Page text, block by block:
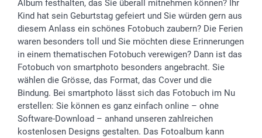
Investor Relations
B2B smartbusiness
Widerrufsrecht
Geburtstag
Geburt
Zu allen Anlässen
Anmelden /Registrieren
Sitemap
Status der Bestellung
smartfriends
smartgarantie
smartbonus
Album festhalten, das Sie überall mitnehmen können? Ihr
Kind hat sein Geburtstag gefeiert und Sie würden gern aus
diesem Anlass ein schönes Fotobuch zaubern? Die Ferien
waren besonders toll und Sie möchten diese Erinnerungen
in einem thematischen Fotobuch verewigen? Dann ist das
Fotobuch von smartphoto besonders angebracht. Sie
wählen die Grösse, das Format, das Cover und die
Bindung. Bei smartphoto lässt sich das Fotobuch im Nu
erstellen: Sie können es ganz einfach online – ohne
Software-Download – anhand unseren zahlreichen
kostenlosen Designs gestalten. Das Fotoalbum kann